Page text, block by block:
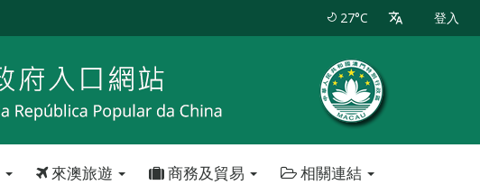
27°C 登入
來澳旅遊 商務及貿易 相關連結